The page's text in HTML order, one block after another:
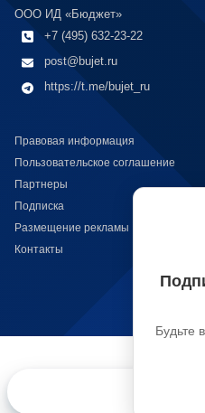
ООО ИД «Бюджет»
+7 (495) 632-23-22
post@bujet.ru
https://t.me/bujet_ru
Правовая информация
Пользовательское соглашение
Партнеры
Подписка
Размещение рекламы
Контакты
Будьте